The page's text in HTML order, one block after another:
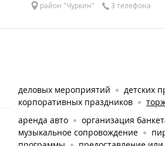
район "Чуркин" 3 телефона
деловых мероприятий детских
корпоративных праздников
аренда авто организация
музыкальное сопровождение